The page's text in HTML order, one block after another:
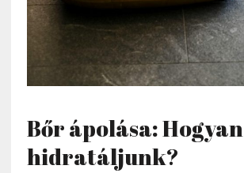
Bőr ápolása: Hogyan
hidratáljunk?